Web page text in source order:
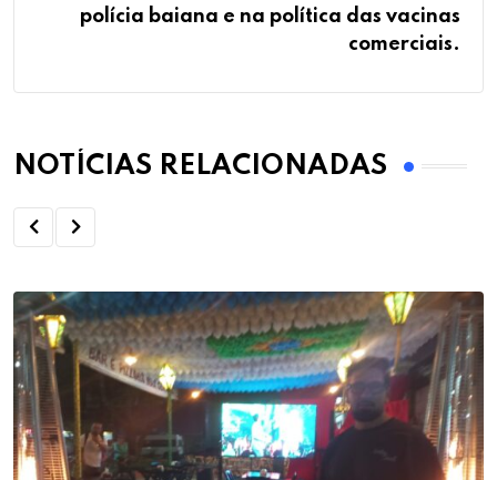
polícia baiana e na política das vacinas
comerciais.
NOTÍCIAS RELACIONADAS